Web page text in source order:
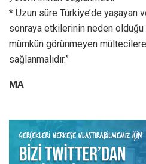
* Uzun süre Türkiye’de yaşayan
sonraya etkilerinin neden
mümkün görünmeyen
sağlanmalıdır.”
MA